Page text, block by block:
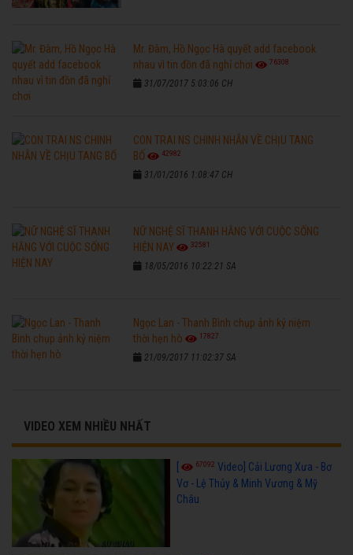
Mr. Đàm, Hồ Ngọc Hà quyết add facebook
nhau vì tin đồn đã nghỉ chơi
76308
31/07/2017 5:03:06 CH
CON TRAI NS CHINH NHẪN VỀ CHỊU TANG
BỐ
42982
31/01/2016 1:08:47 CH
NỮ NGHỆ SĨ THANH HẰNG VỚI CUỘC SỐNG
HIỆN NAY
32581
18/05/2016 10:22:21 SA
Ngọc Lan - Thanh Bình chụp ảnh kỷ niệm
thời hẹn hò
17827
21/09/2017 11:02:37 SA
VIDEO XEM NHIỀU NHẤT
[ 67092 Video] Cải Lương Xưa - Bơ
Vơ - Lệ Thủy & Minh Vương & Mỹ
Châu